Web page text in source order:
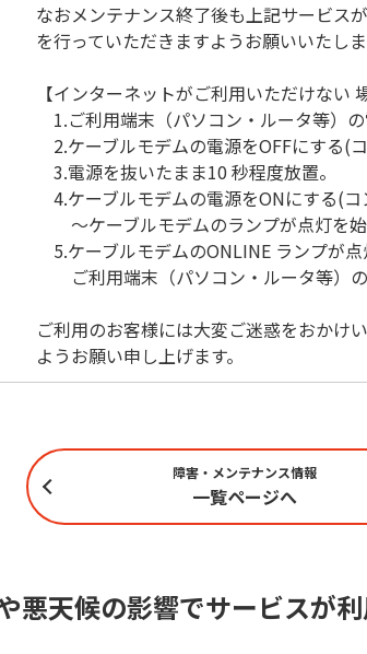
なおメンテナンス終了後も上記サービス
を行っていただきますようお願いいたしま
【インターネットがご利用いただけない
1.ご利用端末（パソコン・ルータ等）の
2.ケーブルモデムの電源をOFFにする(
3.電源を抜いたまま10 秒程度放置。
4.ケーブルモデムの電源をONにする(コ
～ケーブルモデムのランプが点灯を
5.ケーブルモデムのONLINE ランプが
ご利用端末（パソコン・ルータ等）の
ご利用のお客様には大変ご迷惑をおかけ
ようお願い申し上げます。
障害・メンテナンス情報
一覧ページへ
悪天候の影響でサービスが